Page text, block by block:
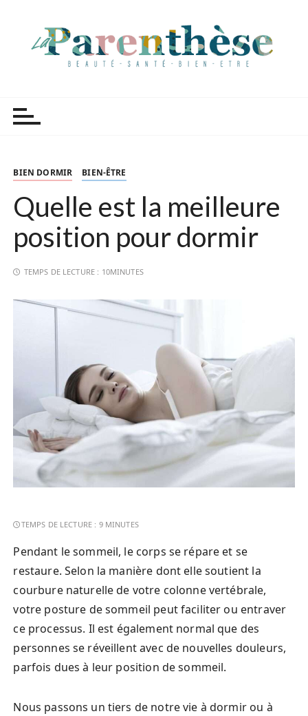
BIEN DORMIR BIEN-ÊTRE
Quelle est la meilleure
position pour dormir
TEMPS DE LECTURE : 10MINUTES
Pendant le sommeil, le corps se répare et se
restaure. Selon la manière dont elle soutient la
courbure naturelle de votre colonne vertébrale,
votre posture de sommeil peut faciliter ou entraver
ce processus. Il est également normal que des
personnes se réveillent avec de nouvelles douleurs,
parfois dues à leur position de sommeil.
Nous passons un tiers de notre vie à dormir ou à